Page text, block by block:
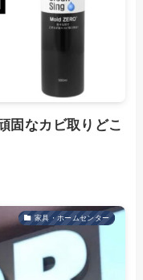
固なカビ取りどこ
家具・ホームセンター